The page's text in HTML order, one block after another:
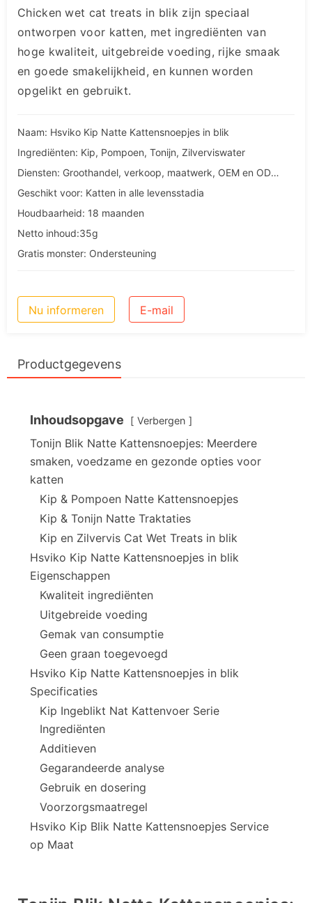
Chicken wet cat treats in blik zijn speciaal
ontworpen voor katten, met ingrediënten van
hoge kwaliteit, uitgebreide voeding, rijke smaak
en goede smakelijkheid, en kunnen worden
opgelikt en gebruikt.
Naam: Hsviko Kip Natte Kattensnoepjes in blik
Ingrediënten: Kip, Pompoen, Tonijn, Zilverviswater
Diensten: Groothandel, verkoop, maatwerk, OEM en ODM diensten
Geschikt voor: Katten in alle levensstadia
Houdbaarheid: 18 maanden
Netto inhoud:35g
Gratis monster: Ondersteuning
Nu informeren E-mail
Productgegevens
Inhoudsopgave Verbergen
Tonijn Blik Natte Kattensnoepjes: Meerdere
smaken, voedzame en gezonde opties voor
katten
Kip & Pompoen Natte Kattensnoepjes
Kip & Tonijn Natte Traktaties
Kip en Zilvervis Cat Wet Treats in blik
Hsviko Kip Natte Kattensnoepjes in blik
Eigenschappen
Kwaliteit ingrediënten
Uitgebreide voeding
Gemak van consumptie
Geen graan toegevoegd
Hsviko Kip Natte Kattensnoepjes in blik
Specificaties
Kip Ingeblikt Nat Kattenvoer Serie
Ingrediënten
Additieven
Gegarandeerde analyse
Gebruik en dosering
Voorzorgsmaatregel
Hsviko Kip Blik Natte Kattensnoepjes Service
op Maat